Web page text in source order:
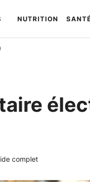
NUTRITION
complet